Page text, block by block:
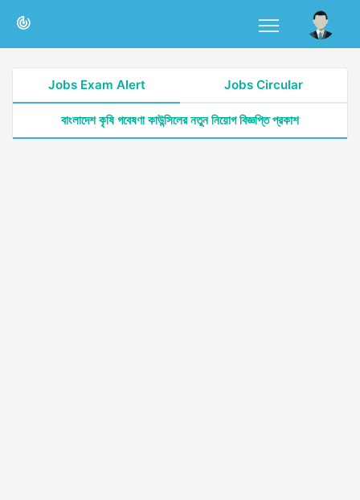
Jobs Exam Alert Jobs Circular
বাংলাদেশ কৃষি গবেষণা কাউন্সিলের নতুন নিয়োগ বিজ্ঞপ্তি প্রকাশ